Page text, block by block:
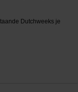
Dutchweeks je